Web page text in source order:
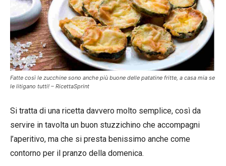
Fatte così le zucchine sono anche più buone delle patatine fritte, a casa mia se
le litigano tutti! – RicettaSprint
Si tratta di una ricetta davvero molto semplice, così da
servire in tavolta un buon stuzzichino che accompagni
l’aperitivo, ma che si presta benissimo anche come
contorno per il pranzo della domenica.